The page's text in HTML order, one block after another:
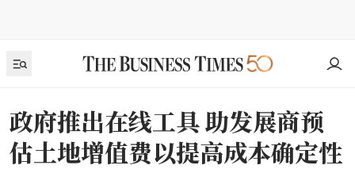
政府推出在线工具 助发展商预
估土地增值费以提高成本确定性